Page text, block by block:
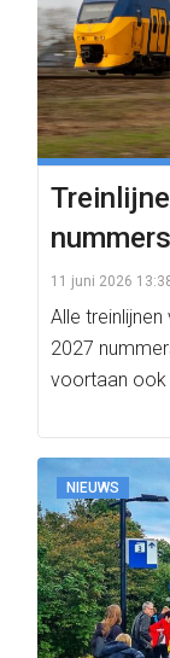
nummers
11 juni 2026
Alle
2027
voortaan ook
NIEUWS